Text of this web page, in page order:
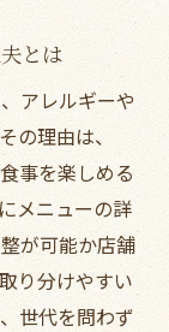
充実させ
が最適な
とは
アレルギーや
の理由は、
事を楽しめる
メニューの詳
が可能か店舗
り分けやすい
世代を問わず